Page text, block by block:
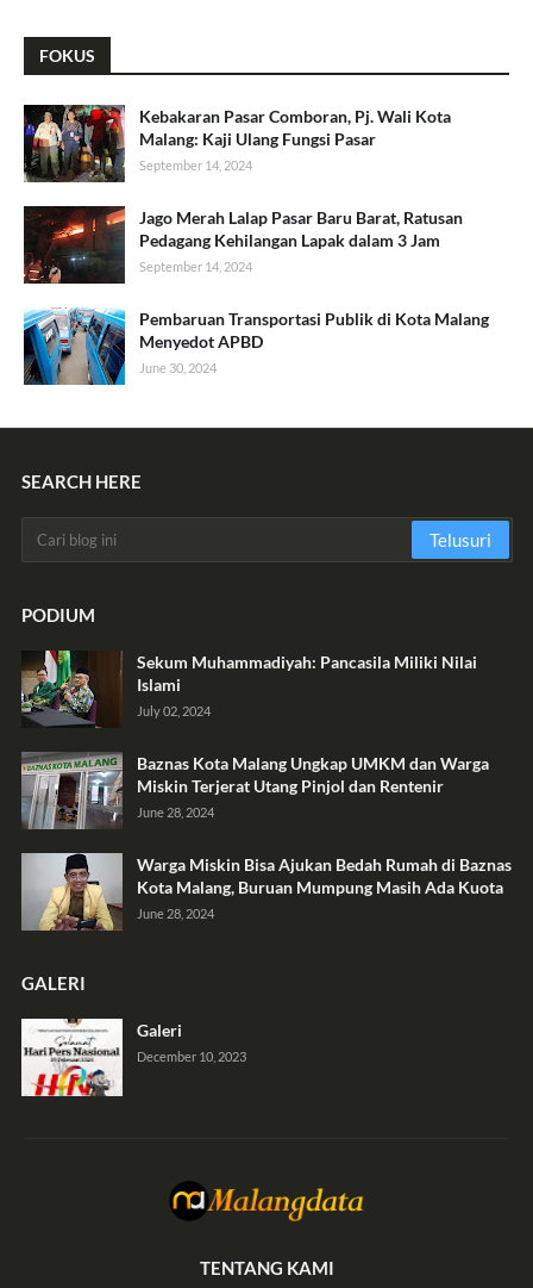
FOKUS
Kebakaran Pasar Comboran, Pj. Wali Kota
Malang: Kaji Ulang Fungsi Pasar
September 14, 2024
Jago Merah Lalap Pasar Baru Barat, Ratusan
Pedagang Kehilangan Lapak dalam 3 Jam
September 14, 2024
Pembaruan Transportasi Publik di Kota Malang
Menyedot APBD
June 30, 2024
SEARCH HERE
PODIUM
Sekum Muhammadiyah: Pancasila Miliki Nilai
Islami
July 02, 2024
Baznas Kota Malang Ungkap UMKM dan Warga
Miskin Terjerat Utang Pinjol dan Rentenir
June 28, 2024
Warga Miskin Bisa Ajukan Bedah Rumah di Baznas
Kota Malang, Buruan Mumpung Masih Ada Kuota
June 28, 2024
GALERI
Galeri
December 10, 2023
TENTANG KAMI